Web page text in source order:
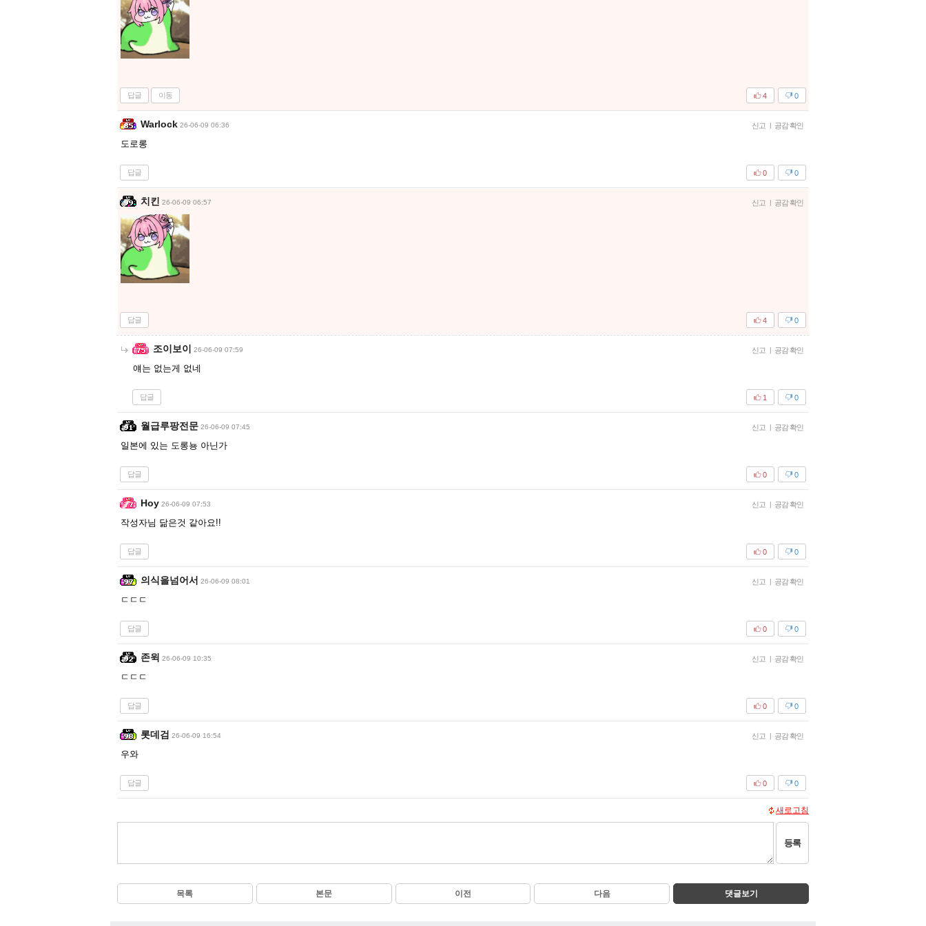
답글 이동 0
4
Warlock 26-06-09 06:36 신고 | 공감 확인
도로롱
답글 0
0
치킨 26-06-09 06:57 신고 | 공감 확인
답글 0
4
조이보이 26-06-09 07:59 신고 | 공감 확인
얘는 없는게 없네
답글 0
1
월급루팡전문 26-06-09 07:45 신고 | 공감 확인
일본에 있는 도롱뇽 아닌가
답글 0
0
Hoy 26-06-09 07:53 신고 | 공감 확인
작성자님 닮은것 같아요!!
답글 0
0
의식을넘어서 26-06-09 08:01 신고 | 공감 확인
ㄷㄷㄷ
답글 0
0
존윅 26-06-09 10:35 신고 | 공감 확인
ㄷㄷㄷ
답글 0
0
롯데검 26-06-09 16:54 신고 | 공감 확인
우와
답글 0
0
새로고침
등록
목록 본문 이전 다음 댓글보기